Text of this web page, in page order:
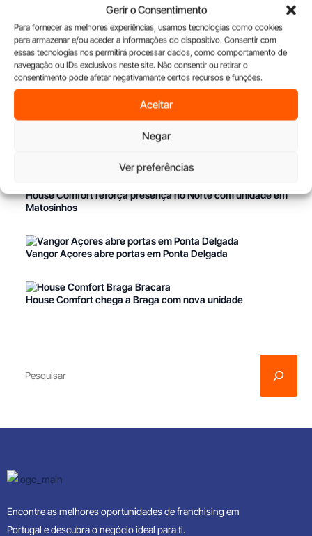
Gerir o Consentimento
Para fornecer as melhores experiências, usamos tecnologias como cookies
para armazenar e/ou aceder a informações do dispositivo. Consentir com
essas tecnologias nos permitirá processar dados, como comportamento de
navegação ou IDs exclusivos neste site. Não consentir ou retirar o
consentimento pode afetar negativamante certos recursos e funções.
Aceitar
Negar
Ver preferências
House Comfort reforça presença no Norte com unidade em
Matosinhos
Vangor Açores abre portas em Ponta Delgada
House Comfort chega a Braga com nova unidade
Encontre as melhores oportunidades de franchising em
Portugal e descubra o negócio ideal para ti.